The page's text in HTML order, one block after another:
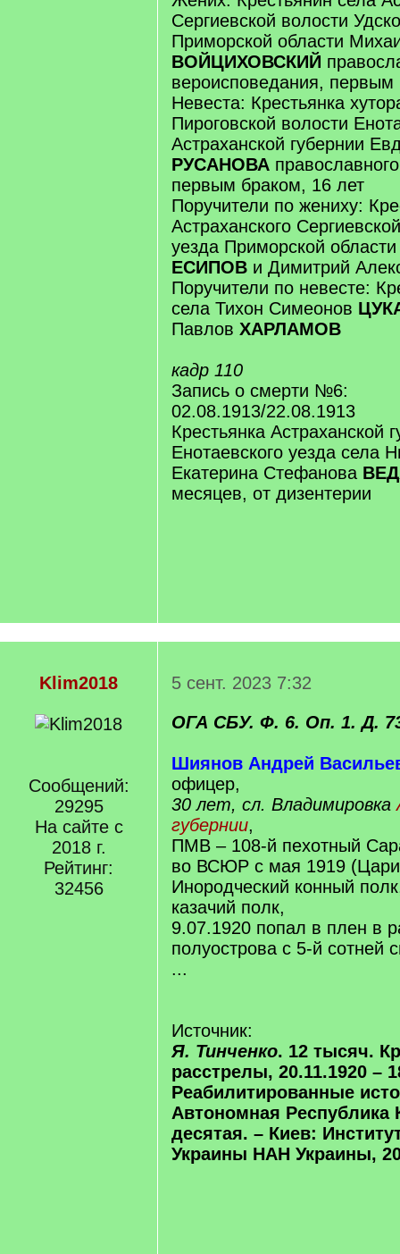
Сергиевской волости
Приморской области
ВОЙЦИХОВСКИЙ
вероисповедания, первым
Невеста: Крестьянка
Пироговской волости
Астраханской губернии
РУСАНОВА
первым браком, 16 лет
Поручители по жениху:
Астраханского
уезда Приморской
ЕСИПОВ и Димитрий
Поручители по невесте:
села Тихон Симеонов
Павлов ХАРЛАМОВ
кадр 110
Запись о смерти №6:
02.08.1913/22.08.1913
Крестьянка Астраханской
Енотаевского уезда села
Екатерина Стефанова
месяцев, от дизентерии
Klim2018
Сообщений:
29295
На сайте с
2018 г.
Рейтинг:
32456
5 сент. 2023 7:32
ОГА СБУ. Ф. 6. Оп. 1. Д.
Шиянов Андрей
офицер,
30 лет, сл. Владимировка
губернии,
ПМВ – 108-й пехотный
во ВСЮР с мая 1919
Инородческий конный
казачий полк,
9.07.1920 попал в плен в
полуострова с 5-й сотней
...
Источник:
Я. Тинченко. 12 тысяч.
расстрелы, 20.11.1920 –
Реабилитированные
Автономная Республика
десятая. – Киев:
Украины НАН Украины,